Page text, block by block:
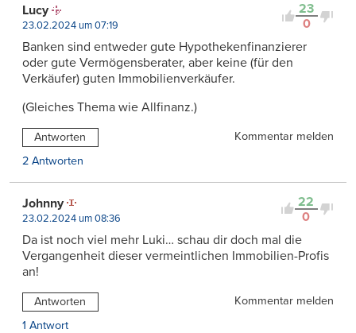
23
0
Lucy
23.02.2024 um 07:19
Banken sind entweder gute Hypothekenfinanzierer
oder gute Vermögensberater, aber keine (für den
Verkäufer) guten Immobilienverkäufer.
(Gleiches Thema wie Allfinanz.)
Antworten
Kommentar melden
2 Antworten
22
0
Johnny
23.02.2024 um 08:36
Da ist noch viel mehr Luki… schau dir doch mal die
Vergangenheit dieser vermeintlichen Immobilien-Profis
an!
Antworten
Kommentar melden
1 Antwort